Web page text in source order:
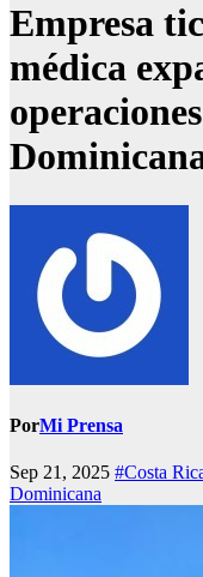
Empresa
médica
PorMi Prensa
Sep 21, 2025 #Costa
Dominicana